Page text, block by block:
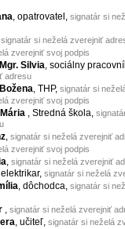
, opatrovatel, signatár si
signatár si neželá zverejniť
zverejniť svoj podpis
Silvia , sociálny
adresu
, THP, signatár si
zverejniť svoj podpis
, Stredná škola,
, signatár si neželá zverejniť
zverejniť svoj podpis
signatár si neželá zverejniť
elektrikar, signatár si neželá
, dôchodca, signatár si
, signatár si neželá zverejniť
, učiteľ, signatár si neželá